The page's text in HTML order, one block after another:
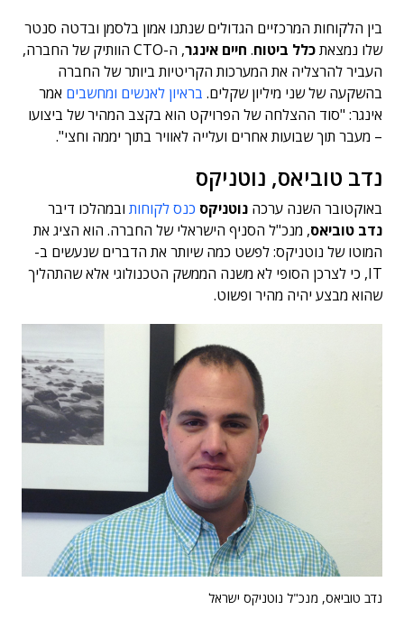
בין הלקוחות המרכזיים הגדולים שנתנו אמון בלסמן ובדטה סנטר
שלו נמצאתכלל ביטוח. חיים אינגר
, ה-CTO הוותיק של החברה,
העביר להרצליה את המערכות הקריטיות ביותר של החברה
בהשקעה של שני מיליון שקלים. בראיון לאנשים ומחשבים אמר
אינגר: "סוד ההצלחה של הפרויקט הוא בקצב המהיר של ביצועו
– מעבר תוך שבועות אחרים ועלייה לאוויר בתוך יממה וחצי".
נדב טוביאס, נוטניקס
באוקטובר השנה ערכה נוטניקס כנס לקוחות ובמהלכו דיבר
נדב טוביאס, מנכ"ל הסניף הישראלי של החברה. הוא הציג את
המוטו של נוטניקס: לפשט כמה שיותר את הדברים שנעשים ב-
IT, כי לצרכן הסופי לא משנה הממשק הטכנולוגי אלא שהתהליך
שהוא מבצע יהיה מהיר ופשוט.
נדב טוביאס, מנכ"ל נוטניקס ישראל